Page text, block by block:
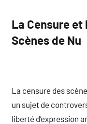
La Censure
Scènes de Nu
La censure des
un sujet de
liberté d’expression